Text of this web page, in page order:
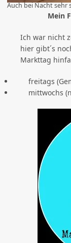
Auch bei Nacht sehr
Mein
Ich war nicht
hier gibt´s
Markttag
freitags
mittwochs